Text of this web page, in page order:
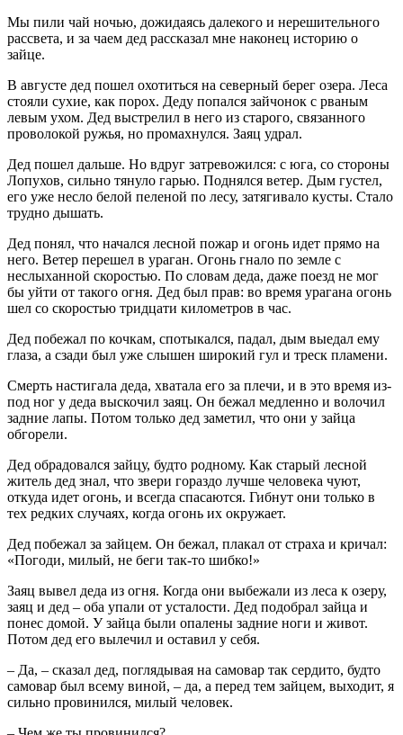
Мы пили чай ночью, дожидаясь далекого и нерешительного
рассвета, и за чаем дед рассказал мне наконец историю о
зайце.
В августе дед пошел охотиться на северный берег озера. Леса
стояли сухие, как порох. Деду попался зайчонок с рваным
левым ухом. Дед выстрелил в него из старого, связанного
проволокой ружья, но промахнулся. Заяц удрал.
Дед пошел дальше. Но вдруг затревожился: с юга, со стороны
Лопухов, сильно тянуло гарью. Поднялся ветер. Дым густел,
его уже несло белой пеленой по лесу, затягивало кусты. Стало
трудно дышать.
Дед понял, что начался лесной пожар и огонь идет прямо на
него. Ветер перешел в ураган. Огонь гнало по земле с
неслыханной скоростью. По словам деда, даже поезд не мог
бы уйти от такого огня. Дед был прав: во время урагана огонь
шел со скоростью тридцати километров в час.
Дед побежал по кочкам, спотыкался, падал, дым выедал ему
глаза, а сзади был уже слышен широкий гул и треск пламени.
Смерть настигала деда, хватала его за плечи, и в это время из-
под ног у деда выскочил заяц. Он бежал медленно и волочил
задние лапы. Потом только дед заметил, что они у зайца
обгорели.
Дед обрадовался зайцу, будто родному. Как старый лесной
житель дед знал, что звери гораздо лучше человека чуют,
откуда идет огонь, и всегда спасаются. Гибнут они только в
тех редких случаях, когда огонь их окружает.
Дед побежал за зайцем. Он бежал, плакал от страха и кричал:
«Погоди, милый, не беги так-то шибко!»
Заяц вывел деда из огня. Когда они выбежали из леса к озеру,
заяц и дед – оба упали от усталости. Дед подобрал зайца и
понес домой. У зайца были опалены задние ноги и живот.
Потом дед его вылечил и оставил у себя.
– Да, – сказал дед, поглядывая на самовар так сердито, будто
самовар был всему виной, – да, а перед тем зайцем, выходит, я
сильно провинился, милый человек.